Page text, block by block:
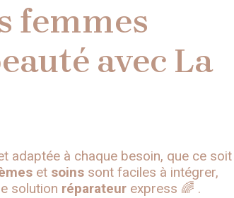
femmes
avec La
adaptée à chaque besoin, que ce soit
et soins sont faciles à intégrer,
solution réparateur express 🌈 .